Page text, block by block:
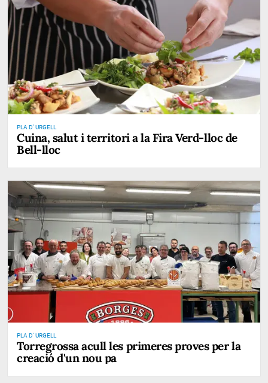
PLA D' URGELL
Cuina, salut i territori a la Fira Verd-lloc de
Bell-lloc
PLA D' URGELL
Torregrossa acull les primeres proves per la
creació d'un nou pa